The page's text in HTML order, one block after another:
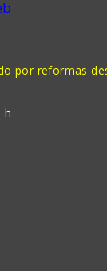
por reformas
h